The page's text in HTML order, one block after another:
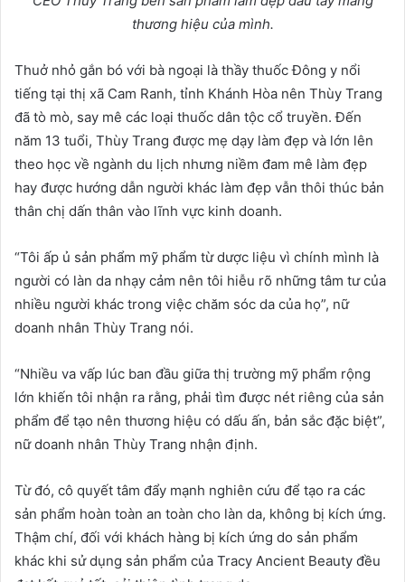
thương hiệu của mình.
Thuở nhỏ gắn bó với bà ngoại là thầy thuốc Đông y nổi
tiếng tại thị xã Cam Ranh, tỉnh Khánh Hòa nên Thùy Trang
đã tò mò, say mê các loại thuốc dân tộc cổ truyền. Đến
năm 13 tuổi, Thùy Trang được mẹ dạy làm đẹp và lớn lên
theo học về ngành du lịch nhưng niềm đam mê làm đẹp
hay được hướng dẫn người khác làm đẹp vẫn thôi thúc bản
thân chị dấn thân vào lĩnh vực kinh doanh.
“Tôi ấp ủ sản phẩm mỹ phẩm từ dược liệu vì chính mình là
người có làn da nhạy cảm nên tôi hiễu rõ những tâm tư của
nhiều người khác trong việc chăm sóc da của họ”, nữ
doanh nhân Thùy Trang nói.
“Nhiều va vấp lúc ban đầu giữa thị trường mỹ phẩm rộng
lớn khiến tôi nhận ra rằng, phải tìm được nét riêng của sản
phẩm để tạo nên thương hiệu có dấu ấn, bản sắc đặc biệt”,
nữ doanh nhân Thùy Trang nhận định.
Từ đó, cô quyết tâm đẩy mạnh nghiên cứu để tạo ra các
sản phẩm hoàn toàn an toàn cho làn da, không bị kích ứng.
Thậm chí, đối với khách hàng bị kích ứng do sản phẩm
khác khi sử dụng sản phẩm của Tracy Ancient Beauty đều